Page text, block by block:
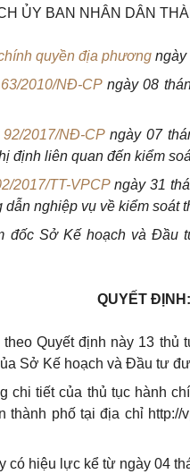
ỦY BAN NHÂN DÂN
quyền địa phương ngày
2010/NĐ-CPngày 08
2017/NĐ-CPngày 07
định liên quan đến kiểm
2017/TT-VPCPngày 31
nghiệp vụ về kiểm soát
đốc Sở Kế hoạch và Đầu
QUYẾT ĐỊNH:
Quyết định này 13 thủ
Sở Kế hoạch và Đầu tư
chi tiết của thủ tục hành
thành phố tại địa chỉ http://
có hiệu lực kể từ ngày 04